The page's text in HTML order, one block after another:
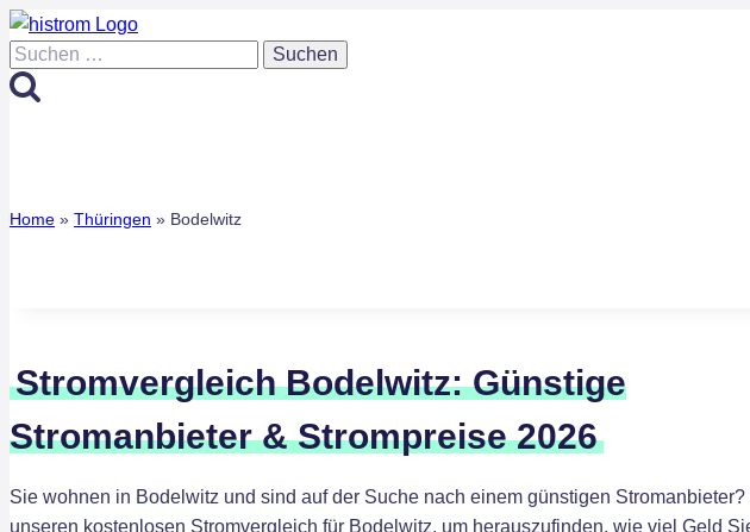
Zum
Inhalt
springen
Suchen
nach:
Home » Thüringen » Bodelwitz
Stromvergleich Bodelwitz: Günstige
Stromanbieter & Strompreise 2026
Sie wohnen in Bodelwitz und sind auf der Suche nach einem günstigen
unseren kostenlosen Stromvergleich für Bodelwitz, um herauszufinden, wie viel Geld